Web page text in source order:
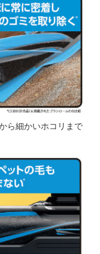
ら細かいホコリまで